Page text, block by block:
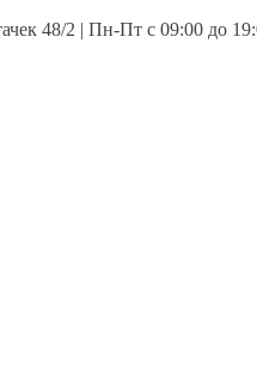
48/2 | Пн-Пт с 09:00 до